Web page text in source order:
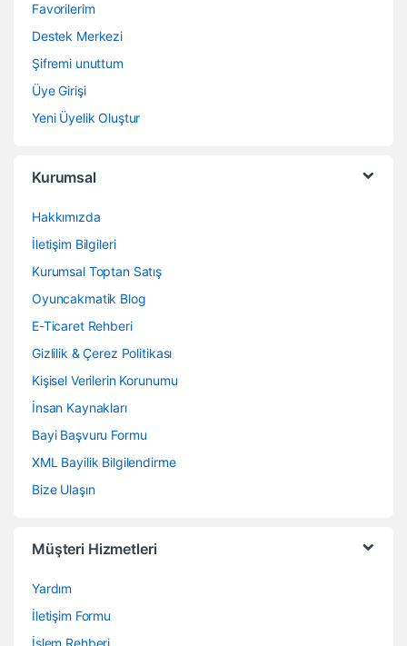
Favorilerim
Destek Merkezi
Şifremi unuttum
Üye Girişi
Yeni Üyelik Oluştur
Kurumsal
Hakkımızda
İletişim Bilgileri
Kurumsal Toptan Satış
Oyuncakmatik Blog
E-Ticaret Rehberi
Gizlilik & Çerez Politikası
Kişisel Verilerin Korunumu
İnsan Kaynakları
Bayi Başvuru Formu
XML Bayilik Bilgilendirme
Bize Ulaşın
Müşteri Hizmetleri
Yardım
İletişim Formu